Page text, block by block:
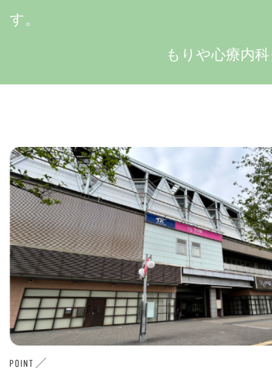
す。
もりや心療内